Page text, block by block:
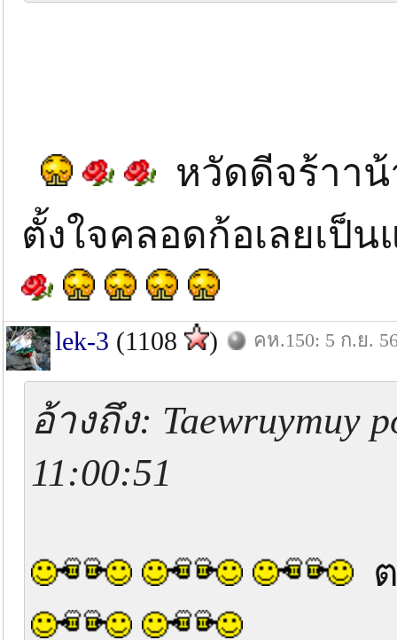
หวัดดีจร้าา
ตั้งใจคลอดก้อเลยเป็
lek-3 (1108 ) คห.150: 5 ก.ย.
อ้างถึง: Taewruymuy
11:00:51